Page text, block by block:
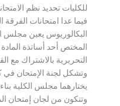
للكليات تحديد نظم
فيما عدا امتحانات الفرقة
البكالوريوس يعين مجلس
المختص أحد أساتذة
التحريرية بالاشتراك مع
وتشكل لجنة الإمتحان
يختارهما مجلس الكلية
وتتكون من لجان إمتحان